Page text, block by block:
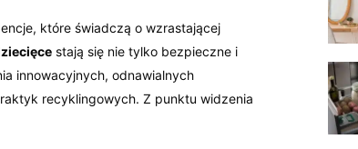
które świadczą o wzrastającej
stają się nie tylko bezpieczne i
innowacyjnych, odnawialnych
recyklingowych. Z punktu widzenia